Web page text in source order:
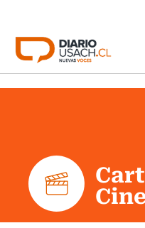
Click acá para ir
Cultura
Programas Radio y